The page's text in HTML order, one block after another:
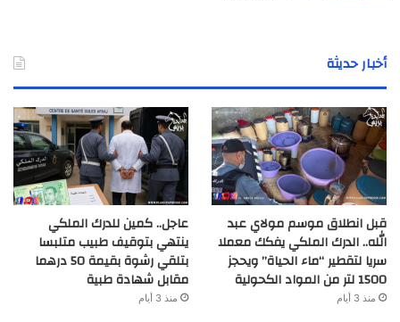
أخبار حديثة
قبل انطلاق موسم مولاي عبد
الله.. الدرك الملكي يفكك معملا
سريا لتقطير “ماء الحياة” ويحجز
1500 لتر من المواد الكحولية
منذ 3 أيام
عاجل.. كمين للدرك الملكي
ينتهي بتوقيف طبيب متلبسا
بتلقي رشوة بقيمة 50 درهما
مقابل شهادة طبية
منذ 3 أيام